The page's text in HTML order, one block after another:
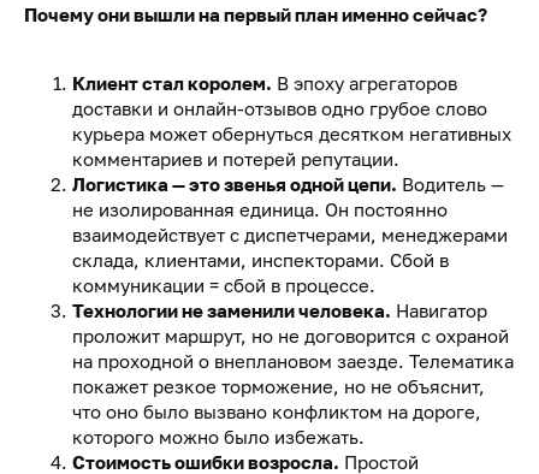
Почему они вышли на первый план именно сейчас?
Клиент стал королем. В эпоху агрегаторов
доставки и онлайн-отзывов одно грубое слово
курьера может обернуться десятком негативных
комментариев и потерей репутации.
Логистика — это звенья одной цепи. Водитель —
не изолированная единица. Он постоянно
взаимодействует с диспетчерами, менеджерами
склада, клиентами, инспекторами. Сбой в
коммуникации = сбой в процессе.
Технологии не заменили человека. Навигатор
проложит маршрут, но не договорится с охраной
на проходной о внеплановом заезде. Телематика
покажет резкое торможение, но не объяснит,
что оно было вызвано конфликтом на дороге,
которого можно было избежать.
Стоимость ошибки возросла. Простой